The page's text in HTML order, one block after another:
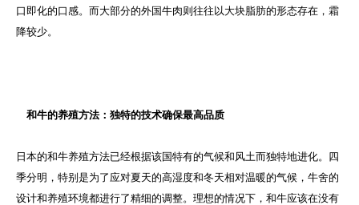
口即化的口感。而大部分的外国牛肉则往往以大块脂肪的形态存在，霜
降较少。
和牛的养殖方法：独特的技术确保最高品质
日本的和牛养殖方法已经根据该国特有的气候和风土而独特地进化。四
季分明，特别是为了应对夏天的高湿度和冬天相对温暖的气候，牛舍的
设计和养殖环境都进行了精细的调整。理想的情况下，和牛应该在没有